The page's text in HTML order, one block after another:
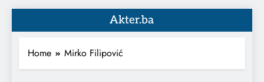
Akter.ba
Home Mirko Filipović